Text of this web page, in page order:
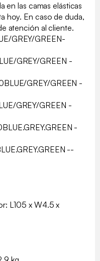
en las camas elásticas
hoy. En caso de duda,
atención al cliente.
GREY/GREEN-
GREY/GREEN -
GREY/GREEN -
GREY/GREEN -
-
--
L105 x W4.5 x